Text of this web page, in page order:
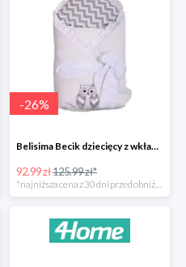
-26%
Belisima Becik dziecięcy z wkładem kokosowym Inteligentna sówka -26%
92.99 zł125.99 zł*